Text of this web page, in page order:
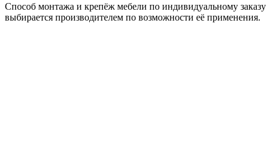
Способ монтажа и крепёж мебели по индивидуальному заказу
выбирается производителем по возможности её применения.